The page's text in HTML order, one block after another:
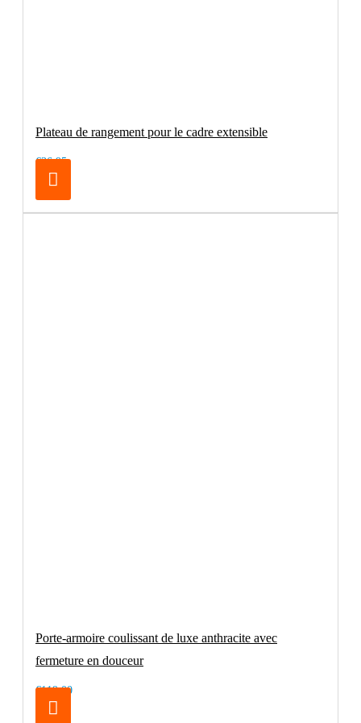
Plateau de rangement pour le cadre extensible
€36.95
Porte-armoire coulissant de luxe anthracite avec
fermeture en douceur
€119.00